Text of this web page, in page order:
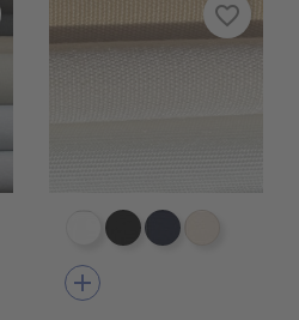
FONCEWOOD
MARBRE BLACKPR0500 WHITE
PR0600 BLACK
PR0560
add
favorite_border